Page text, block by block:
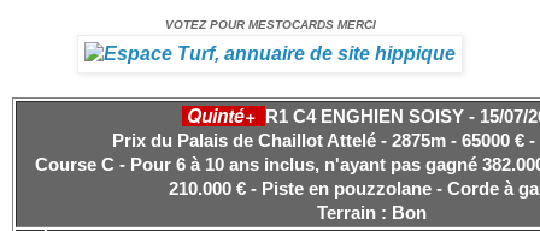
VOTEZ POUR MESTOCARDS MERCI
Quinté+ R1 C4 ENGHIEN SOISY - 15/07/
Prix du Palais de Chaillot Attelé - 2875m - 65000 €
Course C - Pour 6 à 10 ans inclus, n'ayant pas gagné
210.000 € - Piste en pouzzolane - Corde à
Terrain : Bon